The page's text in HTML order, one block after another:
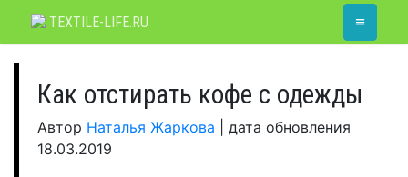
TEXTILE-LIFE.RU ≡
Как отстирать кофе с одежды
Автор Наталья Жаркова
дата обновления
18.03.2019